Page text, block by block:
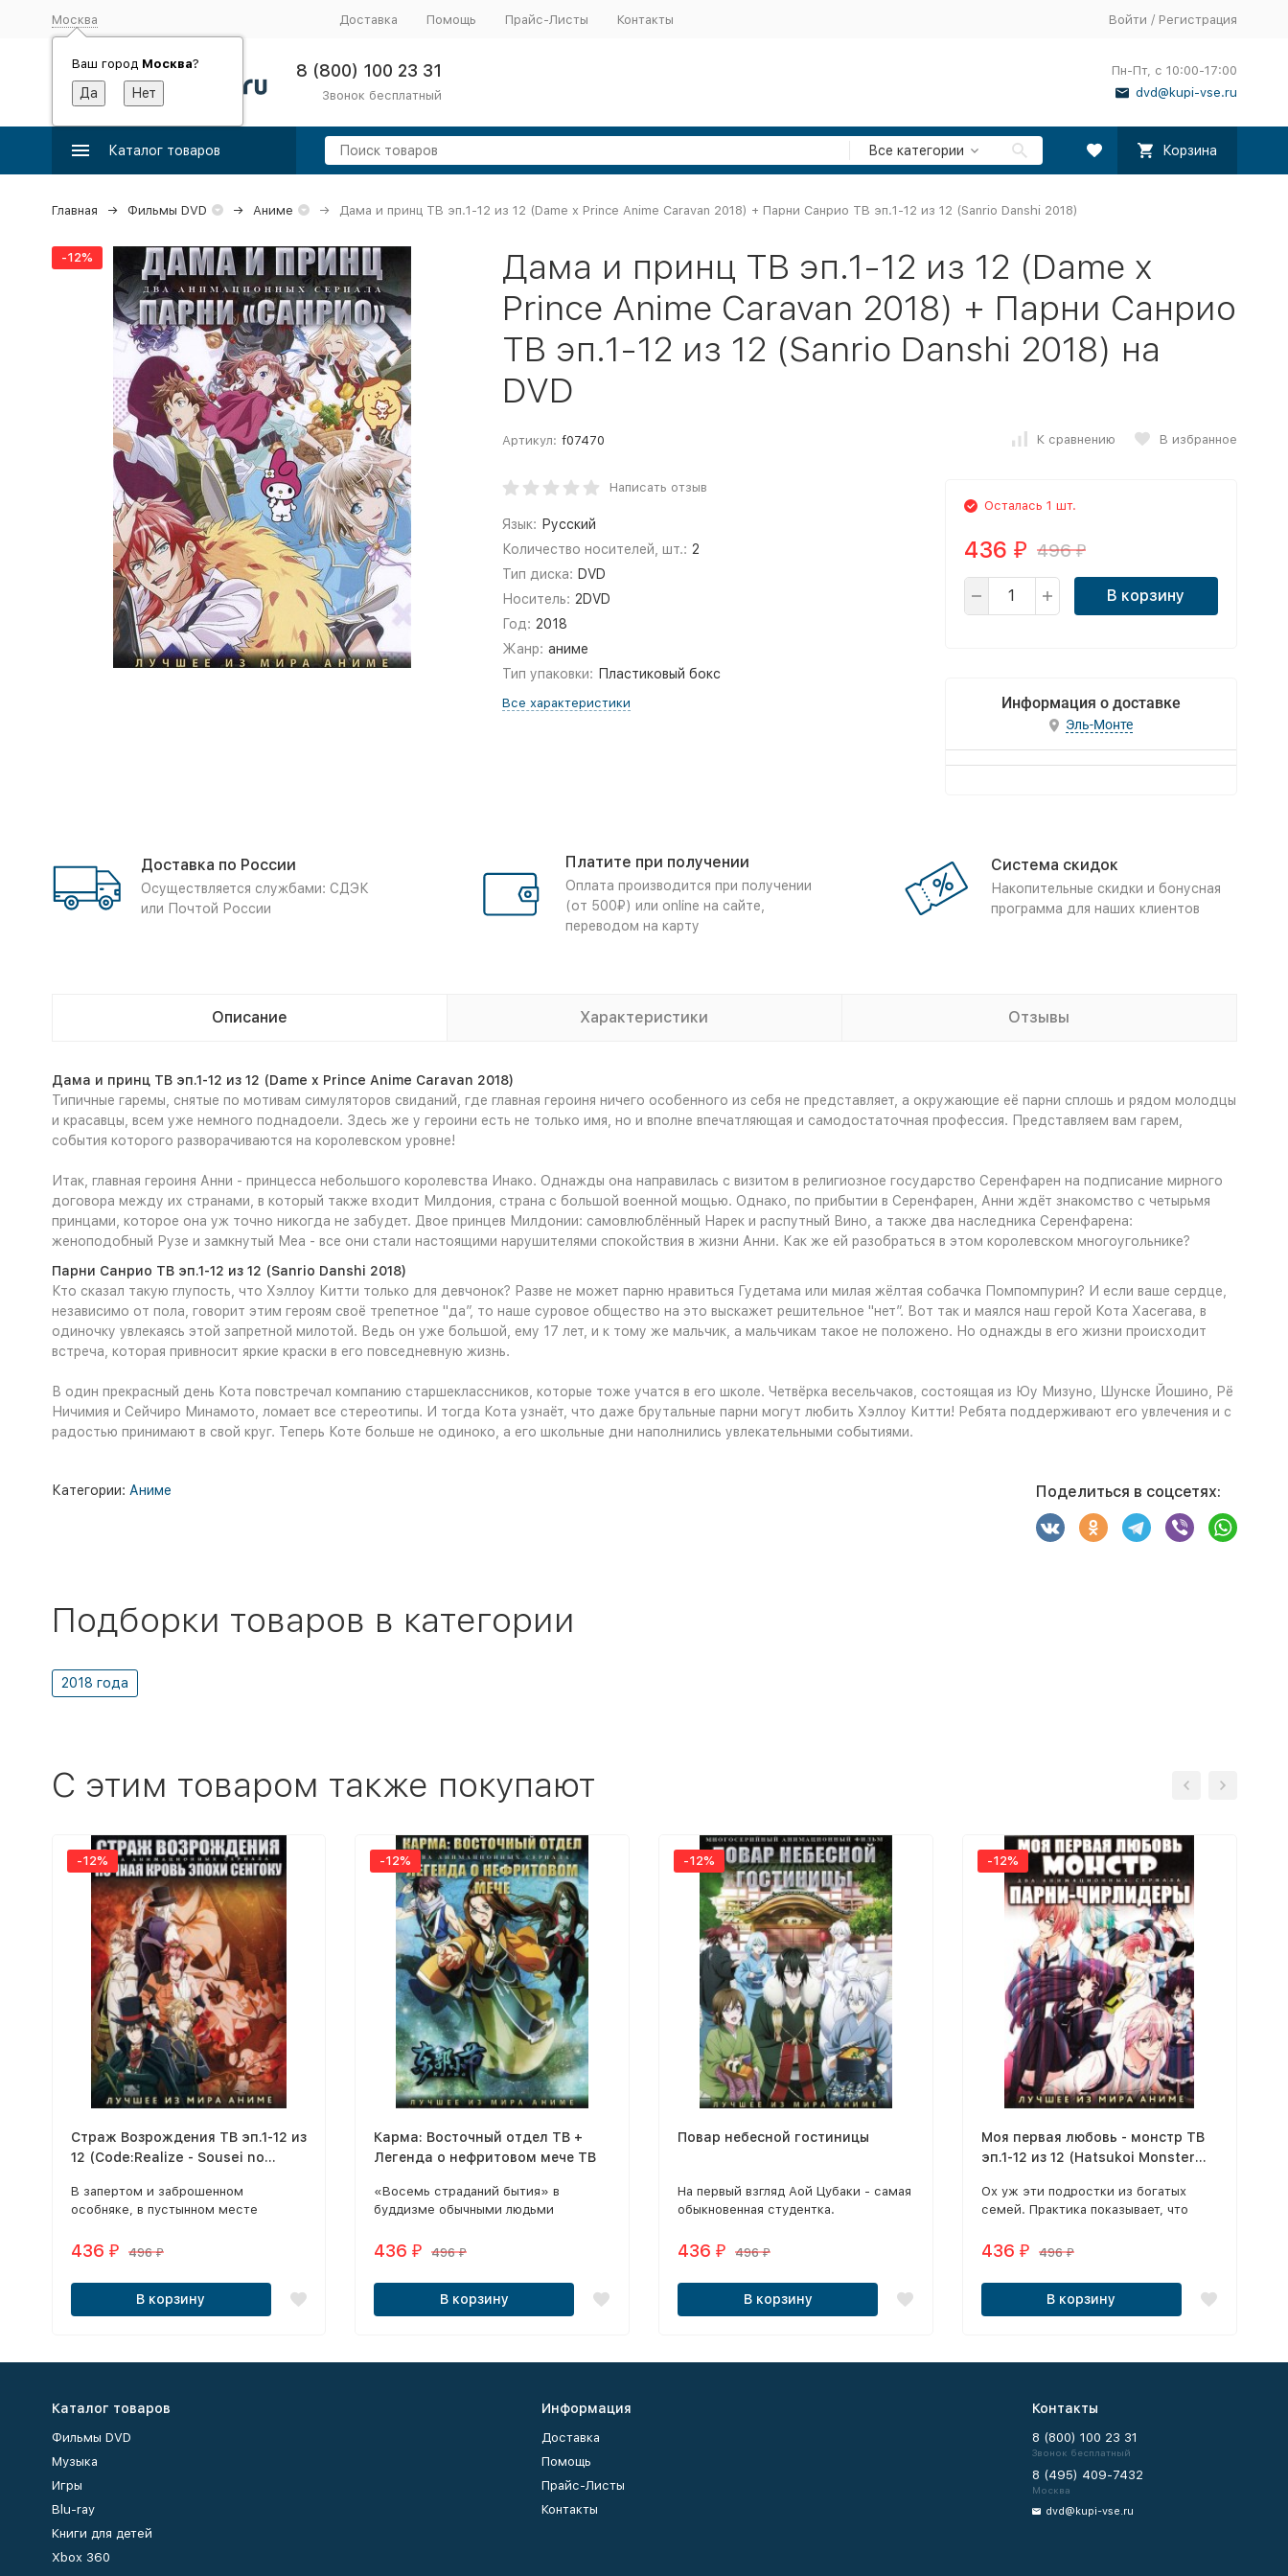
Москва
Ваш город Москва?
Доставка Помощь Прайс-Листы Контакты Войти / Регистрация
8 (800) 100 23 31
Звонок бесплатный
Пн-Пт, с 10:00-17:00
dvd@kupi-vse.ru
Каталог товаров Все категории Корзина
Главная Фильмы DVD Аниме Дама и принц ТВ эп.1-12 из 12 (Dame x Prince Anime Caravan 2018) + Парни Санрио ТВ эп.1-12 из 12 (Sanrio Danshi 2018)
-12%
Дама и принц ТВ эп.1-12 из 12 (Dame x
Prince Anime Caravan 2018) + Парни Санрио
ТВ эп.1-12 из 12 (Sanrio Danshi 2018) на
DVD
Артикул: f07470 К сравнению В избранное
Написать отзыв
Язык: Русский
Количество носителей, шт.: 2
Тип диска: DVD
Носитель: 2DVD
Год: 2018
Жанр: аниме
Тип упаковки: Пластиковый бокс
Все характеристики
Осталась 1 шт.
436 ₽ 496₽
В корзину
Информация о доставке
Эль-Монте
Доставка по России
Осуществляется службами: СДЭК
или Почтой России
Платите при получении
Оплата производится при получении
(от 500₽) или online на сайте,
переводом на карту
Система скидок
Накопительные скидки и бонусная
программа для наших клиентов
Описание Характеристики Отзывы
Дама и принц ТВ эп.1-12 из 12 (Dame x Prince Anime Caravan 2018)
Типичные гаремы, снятые по мотивам симуляторов свиданий, где главная героиня ничего особенного из себя не представляет, а окружающие её парни сплошь и рядом молодцы
и красавцы, всем уже немного поднадоели. Здесь же у героини есть не только имя, но и вполне впечатляющая и самодостаточная профессия. Представляем вам гарем,
события которого разворачиваются на королевском уровне!
Итак, главная героиня Анни - принцесса небольшого королевства Инако. Однажды она направилась с визитом в религиозное государство Серенфарен на подписание мирного
договора между их странами, в который также входит Милдония, страна с большой военной мощью. Однако, по прибытии в Серенфарен, Анни ждёт знакомство с четырьмя
принцами, которое она уж точно никогда не забудет. Двое принцев Милдонии: самовлюблённый Нарек и распутный Вино, а также два наследника Серенфарена:
женоподобный Рузе и замкнутый Меа - все они стали настоящими нарушителями спокойствия в жизни Анни. Как же ей разобраться в этом королевском многоугольнике?
Парни Санрио ТВ эп.1-12 из 12 (Sanrio Danshi 2018)
Кто сказал такую глупость, что Хэллоу Китти только для девчонок? Разве не может парню нравиться Гудетама или милая жёлтая собачка Помпомпурин? И если ваше сердце,
независимо от пола, говорит этим героям своё трепетное "да”, то наше суровое общество на это выскажет решительное "нет”. Вот так и маялся наш герой Кота Хасегава, в
одиночку увлекаясь этой запретной милотой. Ведь он уже большой, ему 17 лет, и к тому же мальчик, а мальчикам такое не положено. Но однажды в его жизни происходит
встреча, которая привносит яркие краски в его повседневную жизнь.
В один прекрасный день Кота повстречал компанию старшеклассников, которые тоже учатся в его школе. Четвёрка весельчаков, состоящая из Юу Мизуно, Шунске Йошино, Рё
Ничимия и Сейчиро Минамото, ломает все стереотипы. И тогда Кота узнаёт, что даже брутальные парни могут любить Хэллоу Китти! Ребята поддерживают его увлечения и с
радостью принимают в свой круг. Теперь Коте больше не одиноко, а его школьные дни наполнились увлекательными событиями.
Категории: Аниме Поделиться в соцсетях:
Подборки товаров в категории
2018 года
C этим товаром также покупают
-12%
Страж Возрождения ТВ эп.1-12 из
12 (Code:Realize - Sousei no
эпохи Сенгоку ТВ эп.1-12 из 12
(Sengoku Night Blood 2018)
В запертом и заброшенном
особняке, в пустынном месте
привидение, а всего лишь девочка по
436 ₽ 496₽
В корзину
-12%
Карма: Восточный отдел ТВ +
Легенда о нефритовом мече ТВ
«Восемь страданий бытия» в
буддизме обычными людьми
скорбь.
436₽ 496₽
В корзину
-12%
Повар небесной гостиницы
На первый взгляд Аой Цубаки - самая
обыкновенная студентка.
436 ₽ 496₽
В корзину
-12%
Моя первая любовь - монстр ТВ
эп.1-12 из 12 (Hatsukoi Monster
эп.1-12 из 12 (Cheer Danshi!! 2016)
Ох уж эти подростки из богатых
семей. Практика показывает, что
точно так же как и по "отрепью".
436 ₽ 496₽
В корзину
Каталог товаров
Фильмы DVD
Музыка
Игры
Blu-ray
Книги для детей
Xbox 360
Информация
Доставка
Помощь
Прайс-Листы
Контакты
Контакты
8 (800) 100 23 31
Звонок бесплатный
8 (495) 409-7432
Москва
dvd@kupi-vse.ru